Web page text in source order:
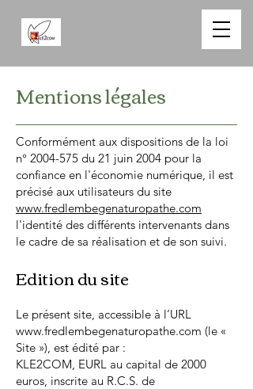
Mentions légales
Conformément aux dispositions de la loi
n° 2004-575 du 21 juin 2004 pour la
confiance en l'économie numérique, il est
précisé aux utilisateurs du site
www.fredlembegenaturopathe.com
l'identité des différents intervenants dans
le cadre de sa réalisation et de son suivi.
Edition du site
Le présent site, accessible à l’URL
www.fredlembegenaturopathe.com (le «
Site »), est édité par :
KLE2COM, EURL au capital de 2000
euros, inscrite au R.C.S. de